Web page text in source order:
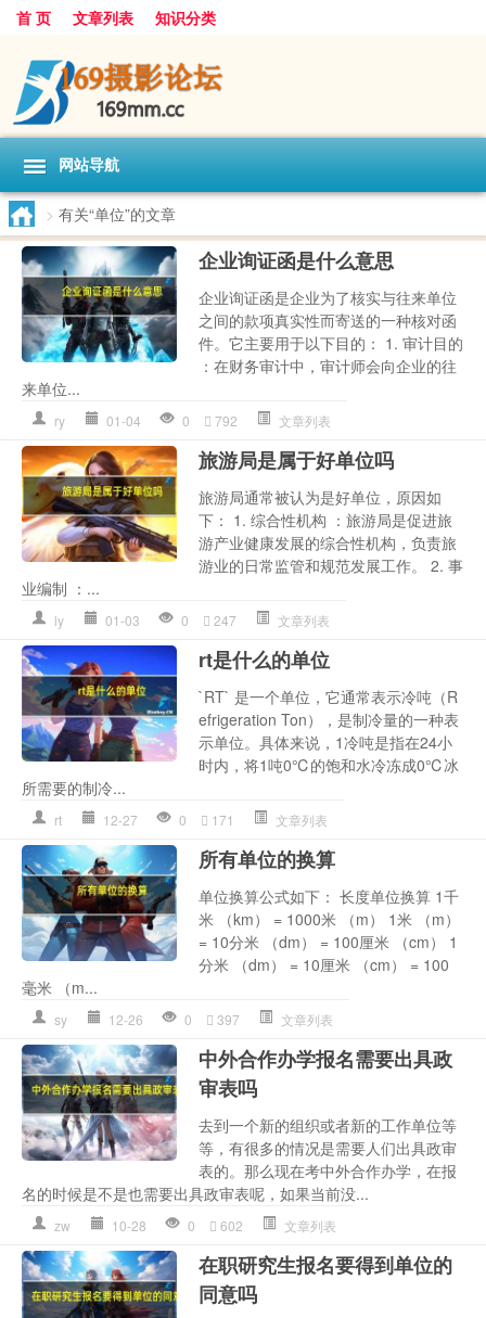
首 页 文章列表 知识分类
网站导航
> 有关“单位”的文章
企业询证函是什么意思
企业询证函是企业为了核实与往来单位
之间的款项真实性而寄送的一种核对函
件。它主要用于以下目的： 1. 审计目的
：在财务审计中，审计师会向企业的往
来单位...
ry 01-04 0 792 文章列表
旅游局是属于好单位吗
旅游局通常被认为是好单位，原因如
下： 1. 综合性机构 ：旅游局是促进旅
游产业健康发展的综合性机构，负责旅
游业的日常监管和规范发展工作。 2. 事
业编制 ：...
ly 01-03 0 247 文章列表
rt是什么的单位
`RT` 是一个单位，它通常表示冷吨（R
efrigeration Ton），是制冷量的一种表
示单位。具体来说，1冷吨是指在24小
时内，将1吨0℃的饱和水冷冻成0℃冰
所需要的制冷...
rt 12-27 0 171 文章列表
所有单位的换算
单位换算公式如下： 长度单位换算 1千
米 （km） = 1000米 （m） 1米 （m）
= 10分米 （dm） = 100厘米 （cm） 1
分米 （dm） = 10厘米 （cm） = 100
毫米 （m...
sy 12-26 0 397 文章列表
中外合作办学报名需要出具政
审表吗
去到一个新的组织或者新的工作单位等
等，有很多的情况是需要人们出具政审
表的。那么现在考中外合作办学，在报
名的时候是不是也需要出具政审表呢，如果当前没...
zw 10-28 0 602 文章列表
在职研究生报名要得到单位的
同意吗